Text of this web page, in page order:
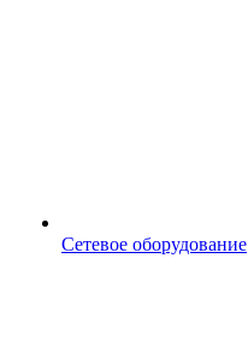
Сетевое оборудование